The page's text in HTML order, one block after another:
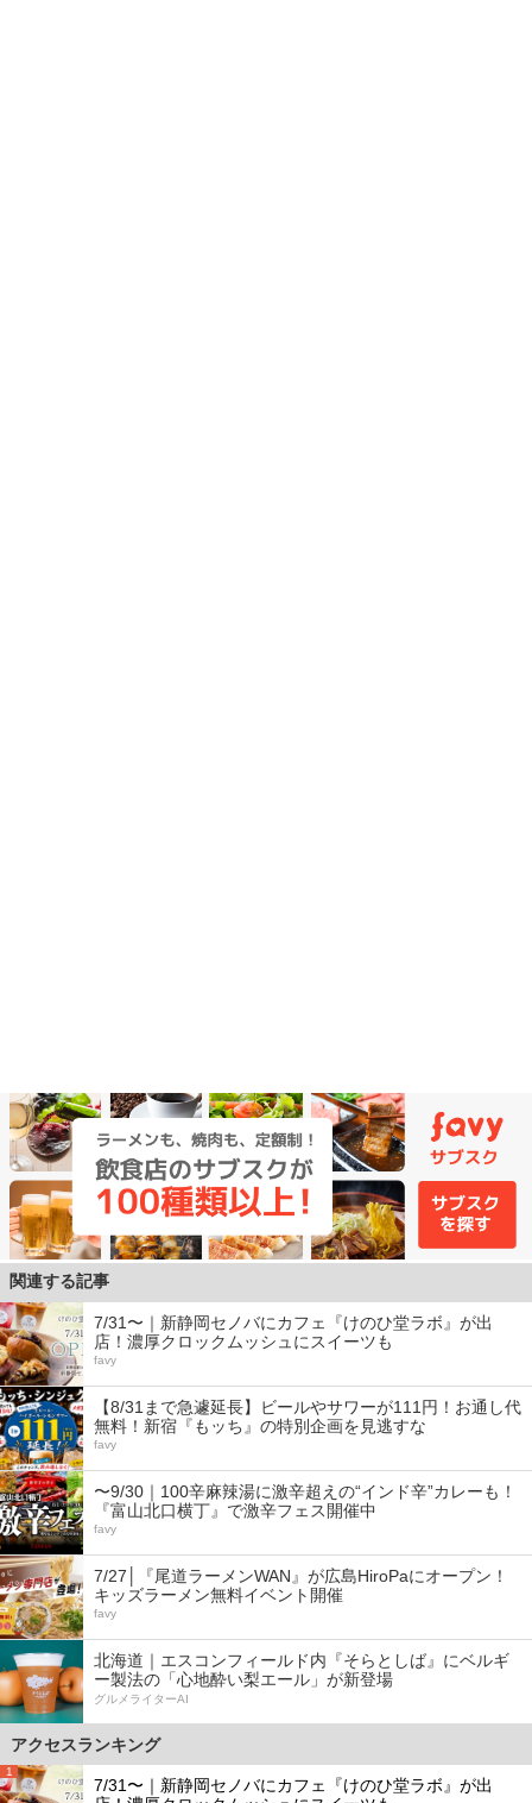
関連する記事
7/31〜｜新静岡セノバにカフェ『けのひ堂ラボ』が出
店！濃厚クロックムッシュにスイーツも
favy
【8/31まで急遽延長】ビールやサワーが111円！お通し代
無料！新宿『もッち』の特別企画を見逃すな
favy
〜9/30｜100辛麻辣湯に激辛超えの“インド辛”カレーも！
『富山北口横丁』で激辛フェス開催中
favy
7/27│『尾道ラーメンWAN』が広島HiroPaにオープン！
キッズラーメン無料イベント開催
favy
北海道｜エスコンフィールド内『そらとしば』にベルギ
ー製法の「心地酔い梨エール」が新登場
グルメライターAI
アクセスランキング
1
7/31〜｜新静岡セノバにカフェ『けのひ堂ラボ』が出